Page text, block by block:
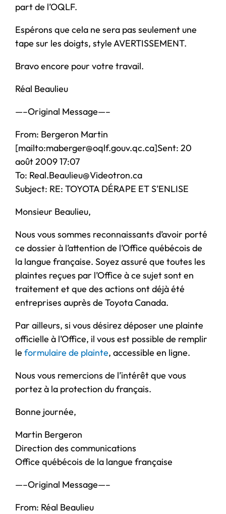
part de l’OQLF.
Espérons que cela ne sera pas seulement une
tape sur les doigts, style AVERTISSEMENT.
Bravo encore pour votre travail.
Réal Beaulieu
—–Original Message—–
From: Bergeron Martin
[mailto:maberger@oqlf.gouv.qc.ca]Sent: 20
août 2009 17:07
To: Real.Beaulieu@Videotron.ca
Subject: RE: TOYOTA DÉRAPE ET S’ENLISE
Monsieur Beaulieu,
Nous vous sommes reconnaissants d’avoir porté
ce dossier à l’attention de l’Office québécois de
la langue française. Soyez assuré que toutes les
plaintes reçues par l’Office à ce sujet sont en
traitement et que des actions ont déjà été
entreprises auprès de Toyota Canada.
Par ailleurs, si vous désirez déposer une plainte
officielle à l’Office, il vous est possible de remplir
le formulaire de plainte, accessible en ligne.
Nous vous remercions de l’intérêt que vous
portez à la protection du français.
Bonne journée,
Martin Bergeron
Direction des communications
Office québécois de la langue française
—–Original Message—–
From: Réal Beaulieu